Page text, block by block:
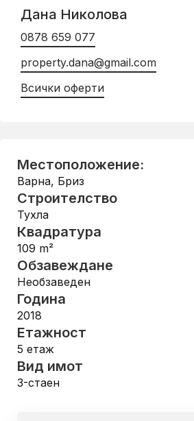
Дана Николова
0878 659 077
property.dana@gmail.com
Всички оферти
Местоположение:
Варна, Бриз
Строителство
Тухла
Квадратура
109 m²
Обзавеждане
Необзаведен
Година
2018
Етажност
5 етаж
Вид имот
3-стаен